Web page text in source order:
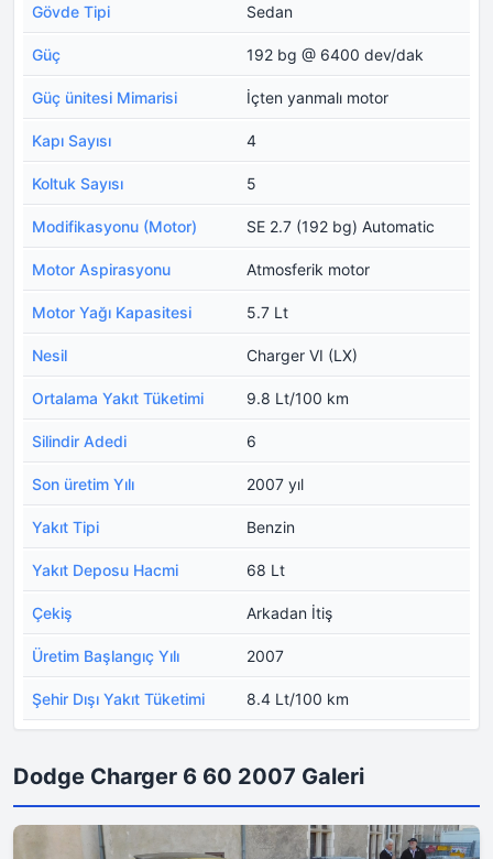
Gövde Tipi Sedan
Güç 192 bg @ 6400 dev/dak
Güç ünitesi Mimarisi İçten yanmalı motor
Kapı Sayısı 4
Koltuk Sayısı 5
Modifikasyonu (Motor) SE 2.7 (192 bg) Automatic
Motor Aspirasyonu Atmosferik motor
Motor Yağı Kapasitesi 5.7 Lt
Nesil Charger VI (LX)
Ortalama Yakıt Tüketimi 9.8 Lt/100 km
Silindir Adedi 6
Son üretim Yılı 2007 yıl
Yakıt Tipi Benzin
Yakıt Deposu Hacmi 68 Lt
Çekiş Arkadan İtiş
Üretim Başlangıç Yılı 2007
Şehir Dışı Yakıt Tüketimi 8.4 Lt/100 km
Dodge Charger 6 60 2007 Galeri